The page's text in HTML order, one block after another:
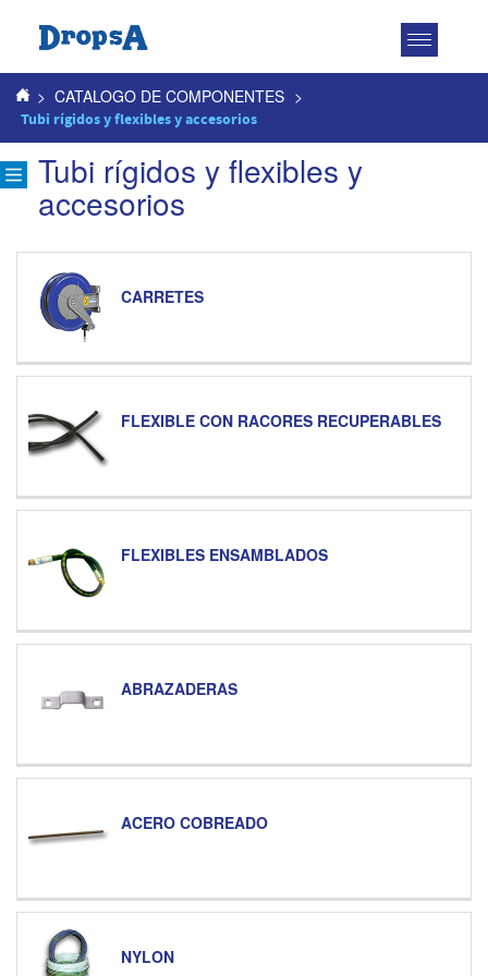
Toggle
> CATALOGO DE COMPONENTES >
Tubi rígidos y flexibles y accesorios
Tubi rígidos y flexibles y
accesorios
CARRETES
FLEXIBLE CON RACORES RECUPERABLES
FLEXIBLES ENSAMBLADOS
ABRAZADERAS
ACERO COBREADO
NYLON